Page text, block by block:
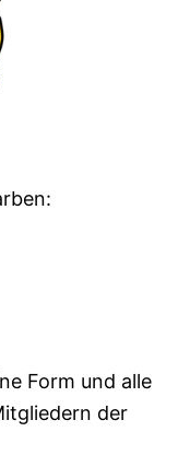
Form und alle
der